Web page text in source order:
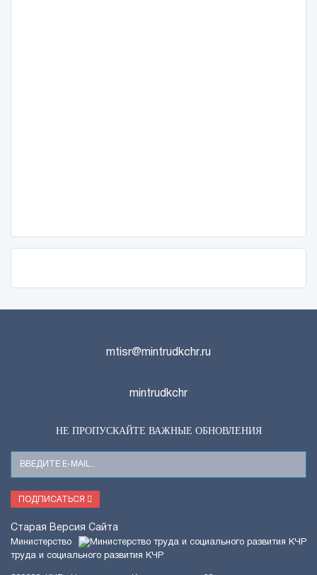
mtisr@mintrudkchr.ru
mintrudkchr
НЕ ПРОПУСКАЙТЕ ВАЖНЫЕ ОБНОВЛЕНИЯ
Ваш
E-
Mail
ПОДПИСАТЬСЯ
Старая Версия Сайта
Министерство
труда и социального развития КЧР